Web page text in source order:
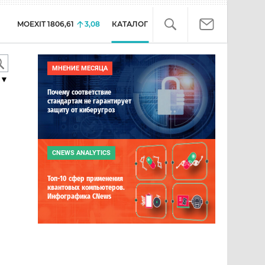
MOEXIT 1806,61 3,08 КАТАЛОГ
МНЕНИЕ МЕСЯЦА
Почему соответствие
стандартам не гарантирует
защиту от киберугроз
CNEWS ANALYTICS
Топ-10 сфер применения
квантовых компьютеров.
Инфографика CNews